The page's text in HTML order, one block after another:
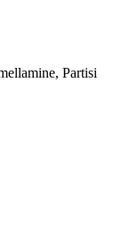
Partisi